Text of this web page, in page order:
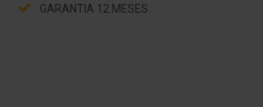
GARANTIA 12 MESES